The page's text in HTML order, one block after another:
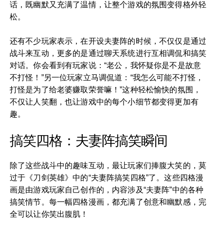
话，既幽默又充满了温情，让整个游戏的氛围变得格外轻
松。
还有不少玩家表示，在开设夫妻阵的时候，不仅仅是通过
战斗来互动，更多的是通过聊天系统进行互相调侃和搞笑
对话。你会看到有玩家说：“老公，我怀疑你是不是故意
不打怪！”另一位玩家立马调侃道：“我怎么可能不打怪，
打怪是为了给老婆赚取荣誉嘛！”这种轻松愉快的氛围，
不仅让人笑翻，也让游戏中的每个小细节都变得更加有
趣。
搞笑四格：夫妻阵搞笑瞬间
除了这些战斗中的趣味互动，最让玩家们捧腹大笑的，莫
过于《刀剑英雄》中的“夫妻阵搞笑四格”了。这些四格漫
画是由游戏玩家自己创作的，内容涉及“夫妻阵”中的各种
搞笑情节。每一幅四格漫画，都充满了创意和幽默感，完
全可以让你笑出腹肌！